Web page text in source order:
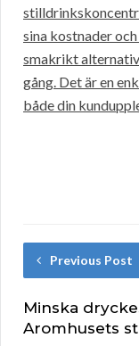
sina kostnader
smakrikt
gång. Det är en
både din
Previous Post
Minska
Aromhusets